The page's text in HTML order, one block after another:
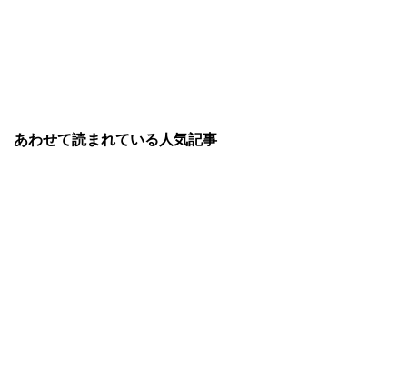
あわせて読まれている人気記事